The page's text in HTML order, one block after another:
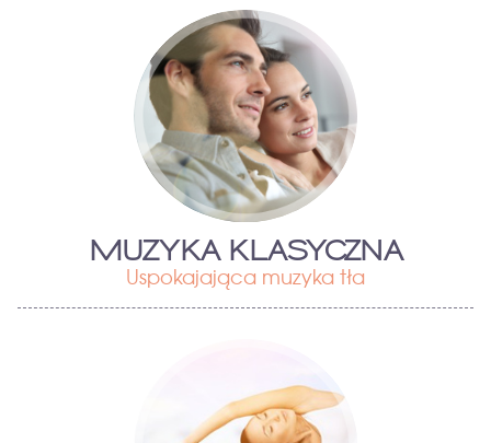
MUZYKA KLASYCZNA
Uspokajająca muzyka tła